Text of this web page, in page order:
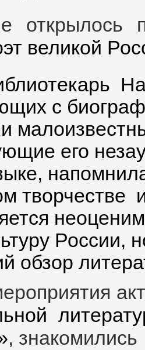
открылось
великой
с
его
творчестве
обзор
,